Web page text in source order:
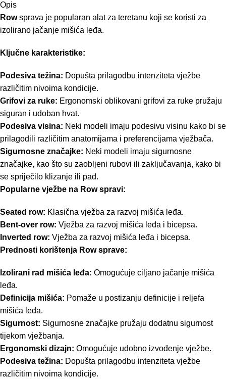
Opis
Rowsprava je popularan alat za teretanu koji se koristi za
izolirano jačanje mišića leđa.
Ključne karakteristike:
Podesiva težina: Dopušta prilagodbu intenziteta vježbe
različitim nivoima kondicije.
Grifovi za ruke: Ergonomski oblikovani grifovi za ruke pružaju
siguran i udoban hvat.
Podesiva visina: Neki modeli imaju podesivu visinu kako bi se
prilagodili različitim anatomijama i preferencijama vježbača.
Sigurnosne značajke: Neki modeli imaju sigurnosne
značajke, kao što su zaobljeni rubovi ili zaključavanja, kako bi
se spriječilo klizanje ili pad.
Popularne vježbe na Row spravi:
Seated row: Klasična vježba za razvoj mišića leđa.
Bent-over row: Vježba za razvoj mišića leđa i bicepsa.
Inverted row: Vježba za razvoj mišića leđa i bicepsa.
Prednosti korištenja Row sprave:
Izolirani rad mišića leđa: Omogućuje ciljano jačanje mišića
leđa.
Definicija mišića: Pomaže u postizanju definicije i reljefa
mišića leđa.
Sigurnost: Sigurnosne značajke pružaju dodatnu sigurnost
tijekom vježbanja.
Ergonomski dizajn: Omogućuje udobno izvođenje vježbe.
Podesiva težina: Dopušta prilagodbu intenziteta vježbe
različitim nivoima kondicije.